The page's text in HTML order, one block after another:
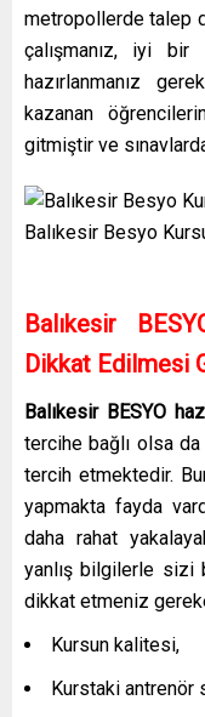
metropollerde talep
çalışmanız, iyi bir
hazırlanmanız
kazanan
gitmiştir ve
Balıkesir Besyo
Balıkesir
Dikkat Edilmesi
Balıkesir BESYO
tercihe bağlı olsa da
tercih etmektedir.
yapmakta fayda
daha rahat
yanlış bilgilerle sizi
dikkat etmeniz
Kursun kalitesi,
Kurstaki antrenör